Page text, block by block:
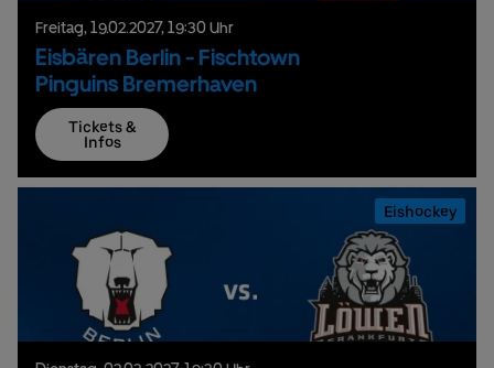
Freitag,19.02.2027,19:30 Uhr
Eisbären Berlin - Fischtown
Pinguins Bremerhaven
Tickets &
Infos
Eishockey